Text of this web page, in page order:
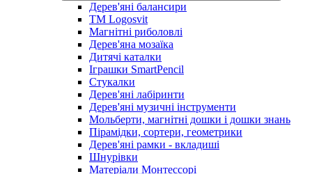
Дерев'яні балансири
TM Logosvit
Магнітні риболовлі
Дерев'яна мозаїка
Дитячі каталки
Іграшки SmartPencil
Стукалки
Дерев'яні лабіринти
Дерев'яні музичні інструменти
Мольберти, магнітні дошки і дошки знань
Пірамідки, сортери, геометрики
Дерев'яні рамки - вкладиші
Шнурівки
Матеріали Монтессорі